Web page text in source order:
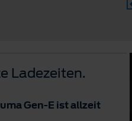
Ladezeiten.
Gen-E ist allzeit